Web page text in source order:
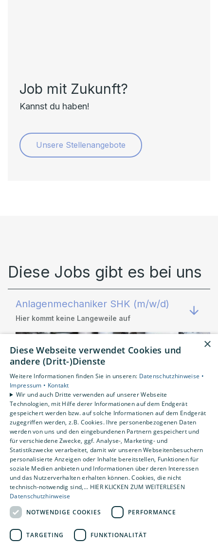
Job mit Zukunft?
Kannst du haben!
Unsere Stellenangebote
Diese Jobs gibt es bei uns
Anlagenmechaniker SHK (m/w/d)
Hier kommt keine Langeweile auf
Andy ist Anlagenmechaniker für Sanitär,
Heizung und Klima mit Leib und Seele. In seinem
Job stattet er Haushalte und Betriebe mit der
passenden Heizungstechnik aus, baut Anlagen
für die Wasserver- und entsorgung, richtet
moderne Bäder ein und kümmert sich um
×
Diese Webseite verwendet Cookies und
andere (Dritt-)Dienste
Weitere Informationen finden Sie in unseren: Datenschutzhinweise •
Impressum • Kontakt
Wir und auch Dritte verwenden auf unserer Webseite
Technologien, mit Hilfe derer Informationen auf dem Endgerät
gespeichert werden bzw. auf solche Informationen auf dem Endgerät
zugegriffen werden, z.B. Cookies. Ihre personenbezogenen Daten
werden von uns und den eingebundenen Partnern gespeichert und
für verschiedene Zwecke, ggf. Analyse-, Marketing- und
Statistikzwecke verarbeitet, damit wir unseren Webseitenbesuchern
personalisierte Anzeigen oder Inhalte bereitstellen, Funktionen für
soziale Medien anbieten und Informationen über deren Interessen
und das Nutzerverhalten erhalten können. Cookies, die nicht
technisch-notwendig sind,... HIER KLICKEN ZUM WEITERLESEN
Datenschutzhinweise
NOTWENDIGE COOKIES
PERFORMANCE
TARGETING FUNKTIONALITÄT